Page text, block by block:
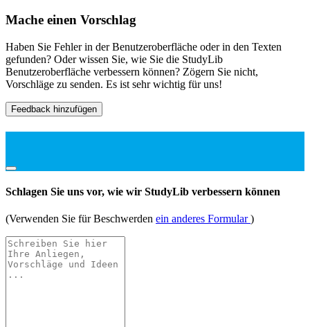
Mache einen Vorschlag
Haben Sie Fehler in der Benutzeroberfläche oder in den Texten
gefunden? Oder wissen Sie, wie Sie die StudyLib
Benutzeroberfläche verbessern können? Zögern Sie nicht,
Vorschläge zu senden. Es ist sehr wichtig für uns!
Feedback hinzufügen
Schlagen Sie uns vor, wie wir StudyLib verbessern können
(Verwenden Sie für Beschwerden ein anderes Formular)